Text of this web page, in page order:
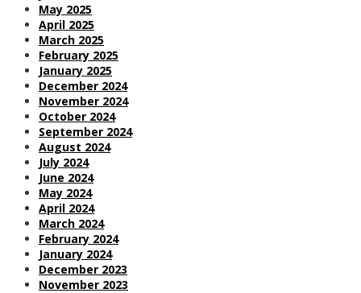
May 2025
April 2025
March 2025
February 2025
January 2025
December 2024
November 2024
October 2024
September 2024
August 2024
July 2024
June 2024
May 2024
April 2024
March 2024
February 2024
January 2024
December 2023
November 2023